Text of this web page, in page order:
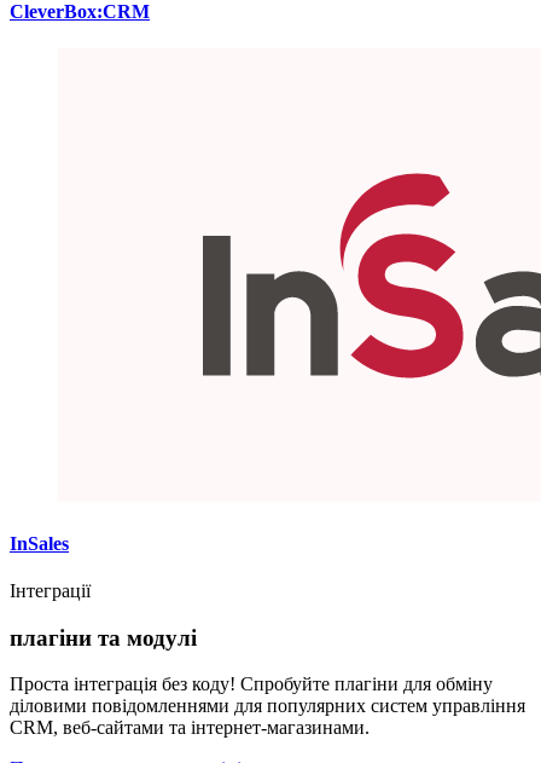
CleverBox:CRM
InSales
Інтеграції
плагіни та модулі
Проста інтеграція без коду! Спробуйте плагіни для обміну
діловими повідомленнями для популярних систем управління
CRM, веб-сайтами та інтернет-магазинами.